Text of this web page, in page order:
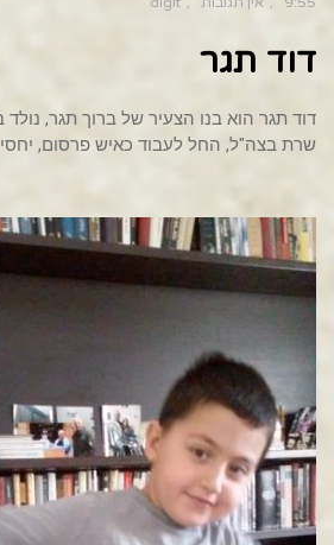
דוד תגר
שרת בצה"ל, החל לעבוד כאיש פרסום, יחסי